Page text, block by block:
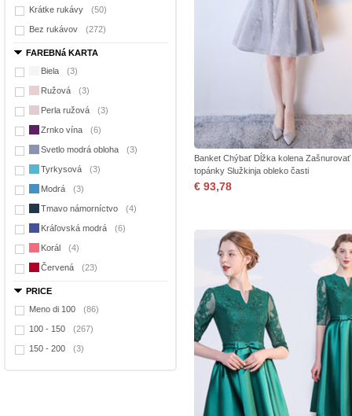
Krátke rukávy (50)
Bez rukávov (272)
FAREBNá KARTA
Biela
(3)
Ružová (3)
Perla ružová (3)
Zrnko vína (6)
Svetlo modrá obloha (3)
Tyrkysová (3)
Modrá (3)
Tmavo námorníctvo (4)
Kráľovská modrá (6)
Korál (4)
Červená (23)
PRICE
Meno di 100
(86)
100 - 150 (267)
150 - 200 (3)
Banket Chýbať Dĺžka kolena Zašnurovať
topánky Služkinja obleko časti
€ 93,78